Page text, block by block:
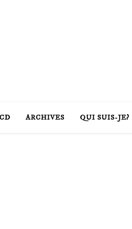
CD ARCHIVES QUI SUIS-JE?